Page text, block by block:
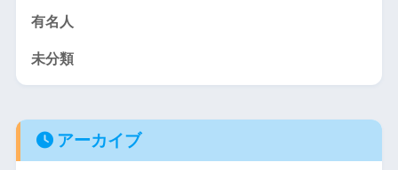
有名人
未分類
アーカイブ